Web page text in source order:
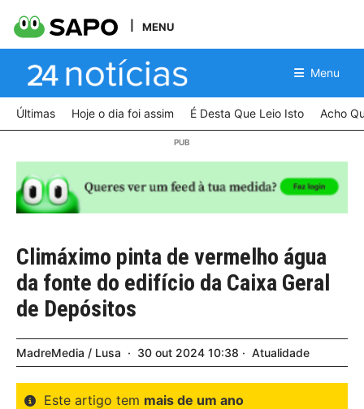
MENU
Menu
Últimas Hoje o dia foi assim É Desta Que Leio Isto Acho
Climáximo pinta de vermelho água
da fonte do edifício da Caixa Geral
de Depósitos
MadreMedia / Lusa 30 out 2024 10:38 Atualidade
Este artigo tem mais de um ano